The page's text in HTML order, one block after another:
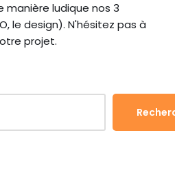
ludique nos 3
le design). N'hésitez pas à
projet.